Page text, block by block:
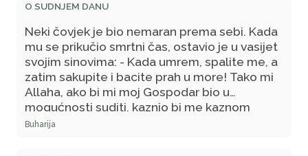
O SUDNJEM DANU
Neki čovjek je bio nemaran prema sebi. Kada
mu se prikučio smrtni čas, ostavio je u vasijet
svojim sinovima: - Kada umrem, spalite me, a
zatim sakupite i bacite prah u more! Tako mi
Allaha, ako bi mi moj Gospodar bio u
mogućnosti suditi, kaznio bi me kaznom
kojom nikoga nije kaznio! - Oni su tako uradili
Buharija